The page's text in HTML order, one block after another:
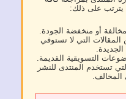
ذلك:
منخفضة الجودة.
التي لا تستوفي
القديمة.
المنتدى للنشر